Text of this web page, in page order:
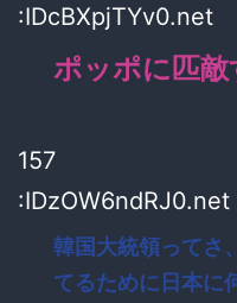
:IDcBXpjTYv0.net
ポッポに匹
157
:IDzOW6ndRJ0.net
韓国大統領ってさ
てるために日本に